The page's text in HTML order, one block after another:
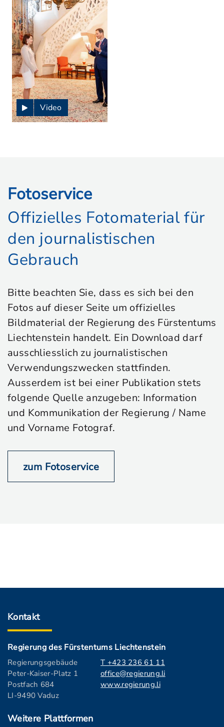
Video
Fotoservice
Offizielles Fotomaterial für
den journalistischen
Gebrauch
Bitte beachten Sie, dass es sich bei den
Fotos auf dieser Seite um offizielles
Bildmaterial der Regierung des Fürstentums
Liechtenstein handelt. Ein Download darf
ausschliesslich zu journalistischen
Verwendungszwecken stattfinden.
Ausserdem ist bei einer Publikation stets
folgende Quelle anzugeben: Information
und Kommunikation der Regierung / Name
und Vorname Fotograf.
zum Fotoservice
Kontakt
Regierung des Fürstentums Liechtenstein
Regierungsgebäude
Peter-Kaiser-Platz 1
Postfach 684
LI-9490 Vaduz
T +423 236 61 11
office@regierung.li
www.regierung.li
Weitere Plattformen